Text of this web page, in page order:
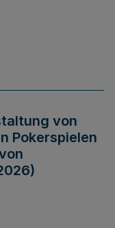
von
Pokerspielen